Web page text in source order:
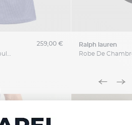
259,00 € ralph lauren